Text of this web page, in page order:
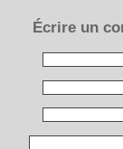
Écrire un